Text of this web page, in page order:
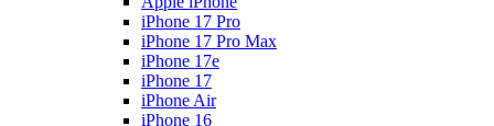
iPhone 17 Pro
iPhone 17 Pro Max
iPhone 17e
iPhone 17
iPhone Air
iPhone 16